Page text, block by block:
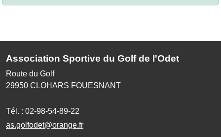
Association Sportive du Golf de l'Odet
Route du Golf
29950 CLOHARS FOUESNANT
Tél. : 02-98-54-89-22
as.golfodet@orange.fr